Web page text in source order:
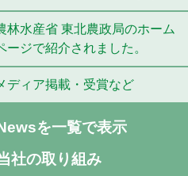
林水産省 東北農政局のホーム
ージで紹介されました。
ディア掲載・受賞など
を一覧で表示
社の取り組み